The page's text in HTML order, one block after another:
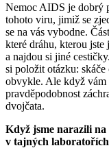
Nemoc AIDS je dobrý
tohoto viru, jimiž se
se na vás vybodne.
které dráhu, kterou
a najdou si jiné
si položit otázku:
obvykle. Ale když vám
pravděpodobnost
dvojčata.
Když jsme narazili na
v tajných laboratořích